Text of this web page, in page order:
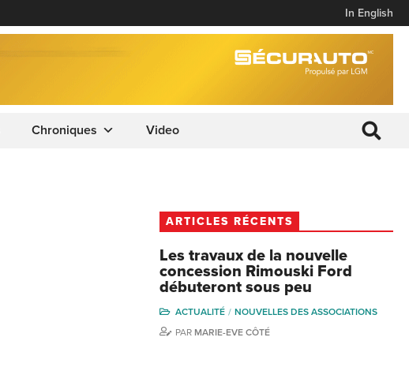
In English
Chroniques Video
ARTICLES RÉCENTS
Les travaux de la nouvelle
concession Rimouski Ford
débuteront sous peu
ACTUALITÉ
NOUVELLES DES ASSOCIATIONS
PAR MARIE-EVE CÔTÉ